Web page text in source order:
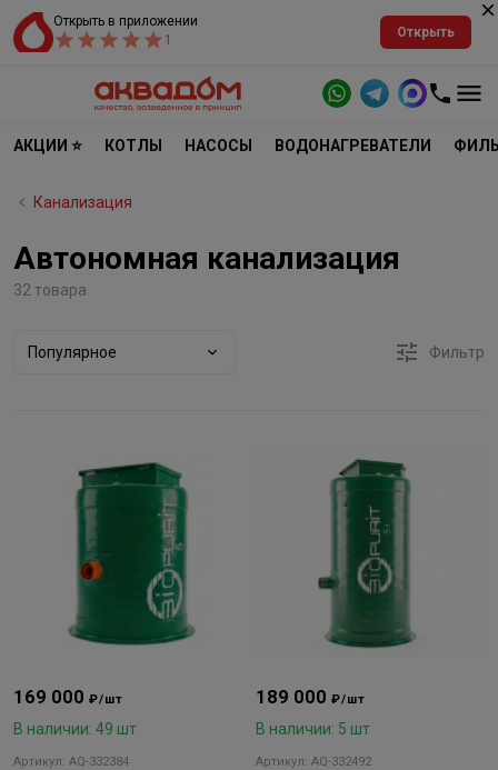
Открыть в приложении
1
Открыть
АКЦИИ ⭐ КОТЛЫ НАСОСЫ ВОДОНАГРЕВАТЕЛИ
Канализация
Автономная канализация
32 товара
Популярное Фильтр
169 000₽/шт
В наличии: 49 шт
Артикул: AQ-332384
189 000₽/шт
В наличии: 5 шт
Артикул: AQ-332492